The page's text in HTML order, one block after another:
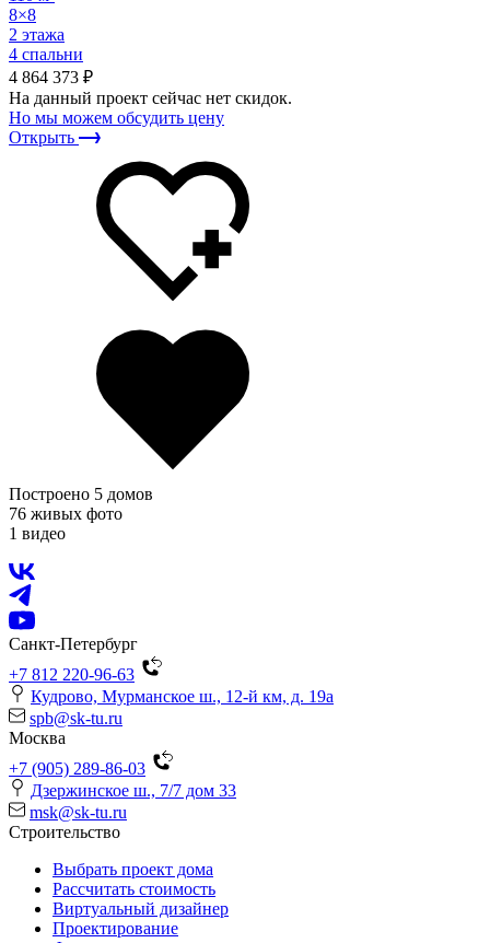
8×8
2 этажа
4 спальни
4 864 373 ₽
На данный проект сейчас нет скидок.
Но мы можем обсудить цену
Открыть
Построено 5 домов
76 живых фото
1 видео
Санкт-Петербург
+7 812 220-96-63
Кудрово, Мурманское ш., 12-й км, д. 19a
spb@sk-tu.ru
Москва
+7 (905) 289-86-03
Дзержинское ш., 7/7 дом 33
msk@sk-tu.ru
Строительство
Выбрать проект дома
Рассчитать стоимость
Виртуальный дизайнер
Проектирование